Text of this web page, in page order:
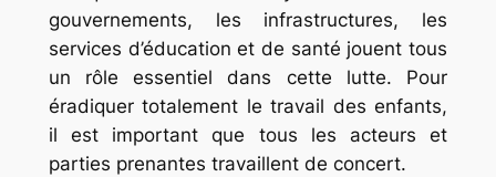
gouvernements, les infrastructures, les
services d’éducation et de santé jouent tous
un rôle essentiel dans cette lutte. Pour
éradiquer totalement le travail des enfants,
il est important que tous les acteurs et
parties prenantes travaillent de concert.